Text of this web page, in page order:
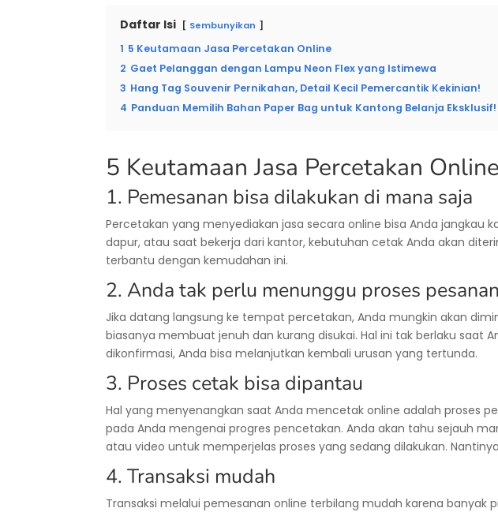
Daftar Isi Sembunyikan
1 5 Keutamaan Jasa Percetakan Online
2 Gaet Pelanggan dengan Lampu Neon Flex yang Istimewa
3 Hang Tag Souvenir Pernikahan, Detail Kecil Pemercantik Kekinian!
4 Panduan Memilih Bahan Paper Bag untuk Kantong Belanja Eksklusif!
5 Keutamaan Jasa Percetakan Online
1. Pemesanan bisa dilakukan di mana saja
Percetakan yang menyediakan jasa secara online bisa Anda
dapur, atau saat bekerja dari kantor, kebutuhan cetak Anda akan
terbantu dengan kemudahan ini.
2. Anda tak perlu menunggu proses pesanan
Jika datang langsung ke tempat percetakan, Anda mungkin akan
biasanya membuat jenuh dan kurang disukai. Hal ini tak berlaku saat
dikonfirmasi, Anda bisa melanjutkan kembali urusan yang tertunda.
3. Proses cetak bisa dipantau
Hal yang menyenangkan saat Anda mencetak online adalah proses
pada Anda mengenai progres pencetakan. Anda akan tahu sejauh
atau video untuk memperjelas proses yang sedang dilakukan.
4. Transaksi mudah
Transaksi melalui pemesanan online terbilang mudah karena banyak